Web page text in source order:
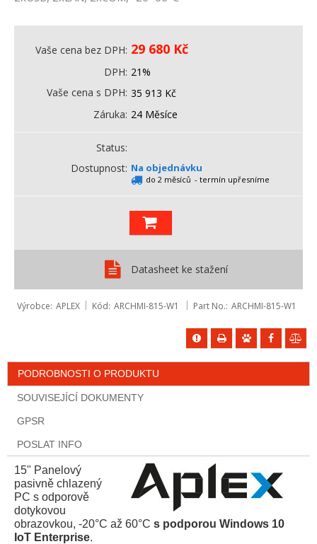
Vaše cena bez DPH 29 680 Kč
DPH 21%
Vaše cena s DPH 35 913 Kč
Záruka 24 Měsíce
Status
Dostupnost Na objednávku
do 2 měsíců - termín upřesníme
Datasheet ke stažení
Výrobce APLEX Kód ARCHMI-815-W1 Part No. ARCHMI-815-W1
PODROBNOSTI O PRODUKTU
SOUVISEJÍCÍ DOKUMENTY
GPSR
POSLAT INFO
15" Panelový
pasivně chlazený
PC s odporově
dotykovou
obrazovkou, -20°C až 60°C s podporou Windows 10
IoT Enterprise.